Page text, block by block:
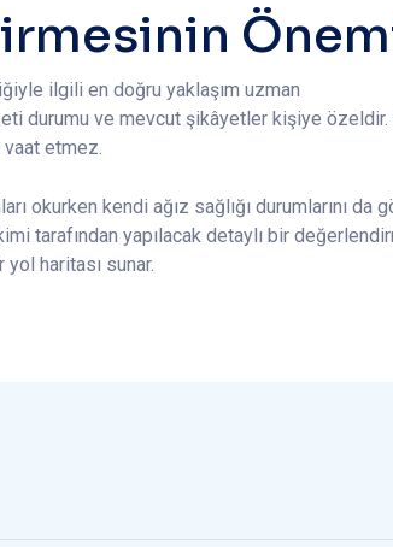
ilgili en doğru yaklaşım uzman
durumu ve mevcut şikâyetler kişiye özeldir.
vaat etmez.
okurken kendi ağız sağlığı durumlarını da
tarafından yapılacak detaylı bir
haritası sunar.